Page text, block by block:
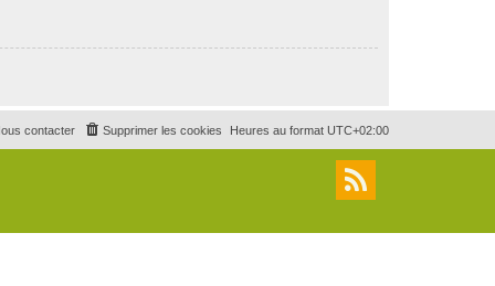
Heures au format UTC+02:00
Supprimer les cookies
contacter